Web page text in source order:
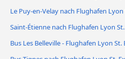
Le Puy-en-Velay nach Flughafen
Saint-Étienne nach Flughafen Lyon
Bus Les Belleville - Flughafen Lyon St.